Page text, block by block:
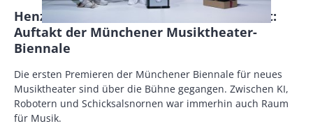
Henze bleibt auch im Schredder relevant:
Auftakt der Münchener Musiktheater-
Biennale
Vorspann
/
Teaser
Die ersten Premieren der Münchener Biennale für neues
Musiktheater sind über die Bühne gegangen. Zwischen KI,
Robotern und Schicksalsnornen war immerhin auch Raum
für Musik.